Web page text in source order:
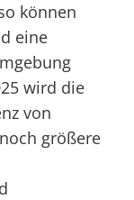
können
eine
wird die
von
größere